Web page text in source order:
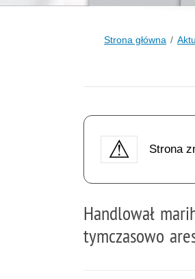
Strona główna
Strona
Handlował
tymczasowo